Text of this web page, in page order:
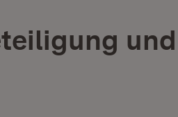
und